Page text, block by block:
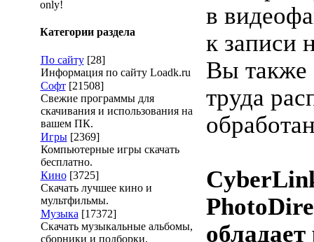
only!
Категории раздела
По сайту [28]
Информация по сайту Loadk.ru
Софт [21508]
Свежие программы для
скачивания и использования на
вашем ПК.
Игры [2369]
Компьютерные игры скачать
бесплатно.
Кино [3725]
Скачать лучшее кино и
мультфильмы.
Музыка [17372]
Скачать музыкальные альбомы,
сборники и подборки.
в
к записи
Вы также
труда